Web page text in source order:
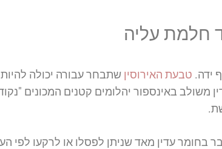
חלמת עליה
ידה. טבעת האירוסין שתבחר עבורה יכולה
משולב באינספור יהלומים קטנים המכונים
בחומר עדין מאד שניתן לפסלו או לרקעו לפי